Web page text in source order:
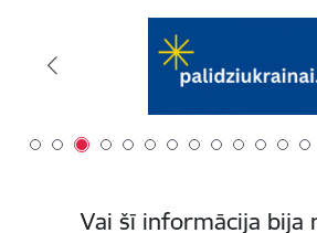
Vai šī informācija bija